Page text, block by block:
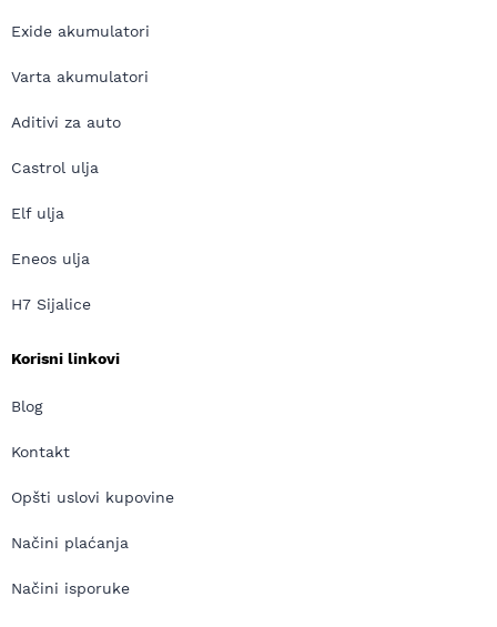
Exide akumulatori
Varta akumulatori
Aditivi za auto
Castrol ulja
Elf ulja
Eneos ulja
H7 Sijalice
Korisni linkovi
Blog
Kontakt
Opšti uslovi kupovine
Načini plaćanja
Načini isporuke